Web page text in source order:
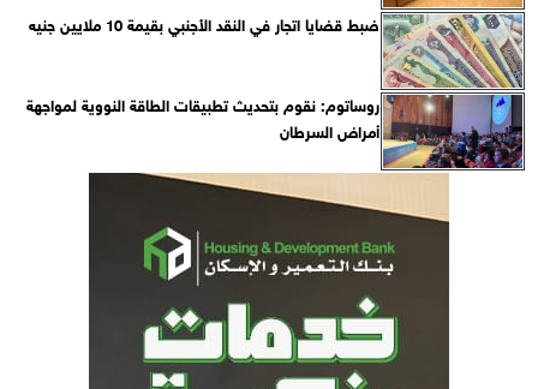
ضبط قضايا اتجار في النقد الأجنبي بقيمة 10 ملايين جنيه
روساتوم: نقوم بتحديث تطبيقات الطاقة النووية لمواجهة
أمراض السرطان